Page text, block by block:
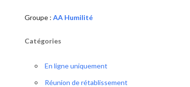
Groupe : AA Humilité
Catégories
En ligne uniquement
Réunion de rétablissement